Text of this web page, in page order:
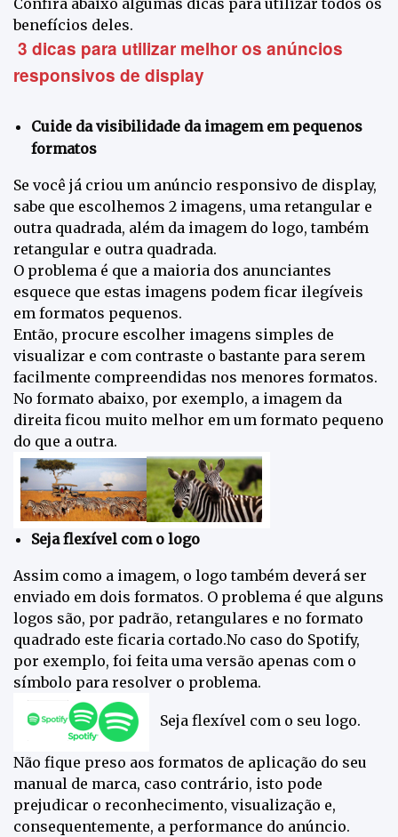
benefícios deles.
3 dicas para utilizar melhor os anúncios
responsivos de display
Cuide da visibilidade da imagem em pequenos
formatos
Se você já criou um anúncio responsivo de display,
sabe que escolhemos 2 imagens, uma retangular e
outra quadrada, além da imagem do logo, também
retangular e outra quadrada.
O problema é que a maioria dos anunciantes
esquece que estas imagens podem ficar ilegíveis
em formatos pequenos.
Então, procure escolher imagens simples de
visualizar e com contraste o bastante para serem
facilmente compreendidas nos menores formatos.
No formato abaixo, por exemplo, a imagem da
direita ficou muito melhor em um formato pequeno
do que a outra.
Seja flexível com o logo
Assim como a imagem, o logo também deverá ser
enviado em dois formatos. O problema é que alguns
logos são, por padrão, retangulares e no formato
quadrado este ficaria cortado.No caso do Spotify,
por exemplo, foi feita uma versão apenas com o
símbolo para resolver o problema.
Seja flexível com o seu logo.
Não fique preso aos formatos de aplicação do seu
manual de marca, caso contrário, isto pode
prejudicar o reconhecimento, visualização e,
consequentemente, a performance do anúncio.